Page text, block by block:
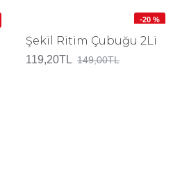
-20 %
Şekil Ritim Çubuğu 2Li
119,20TL 149,00TL